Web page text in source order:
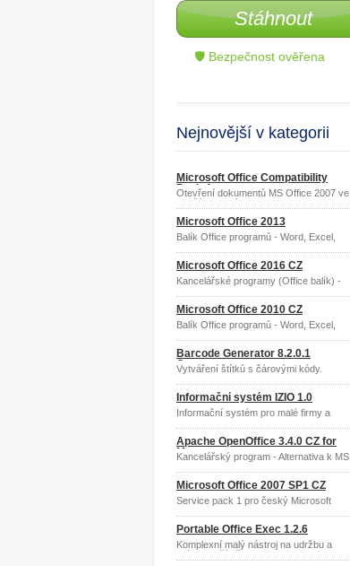
Stáhnout
🛡 Bezpečnost ověřena
Nejnovější v kategorii
Microsoft Office Compatibility
Pack 4
Otevření dokumentů MS Office 2007 ve
starších verzích MS Office
Microsoft Office 2013
Balík Office programů - Word, Excel,
Microsoft Office 2016 CZ
Kancelářské programy (Office balík) -
Microsoft Office 2010 CZ
Balík Office programů - Word, Excel,
Barcode Generator 8.2.0.1
Corporate
Vytváření štítků s čárovými kódy.
Informační systém IZIO 1.0
Informační systém pro malé firmy a
Apache OpenOffice 3.4.0 CZ for
Mac
Kancelářský program - Alternativa k MS
Microsoft Office 2007 SP1 CZ
Service pack 1 pro český Microsoft
Portable Office Exec 1.2.6
Komplexní malý nástroj na udržbu a
práci s počítačem.